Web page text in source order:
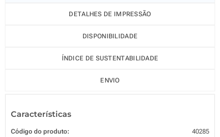
DETALHES DE IMPRESSÃO
DISPONIBILIDADE
ÍNDICE DE SUSTENTABILIDADE
ENVIO
Características
Código do produto: 40285